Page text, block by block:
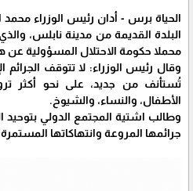
الحياة برس - أدان رئيس الوزراء محمد
البلدة القديمة من مدينة نابلس،
محملا حكومة الاحتلال المسؤولية عن
وقال رئيس الوزراء: لا تتوقف الجرائم
تُستأنف من جديد، على نحو أكثر
الأطفال، والنساء، والشيوخ.
وطالب اشتية المجتمع الدولي بتوحيد
جرائمها المروعة وانتهاكاتها